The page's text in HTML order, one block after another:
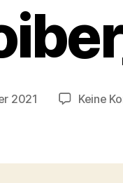
2021 Keine